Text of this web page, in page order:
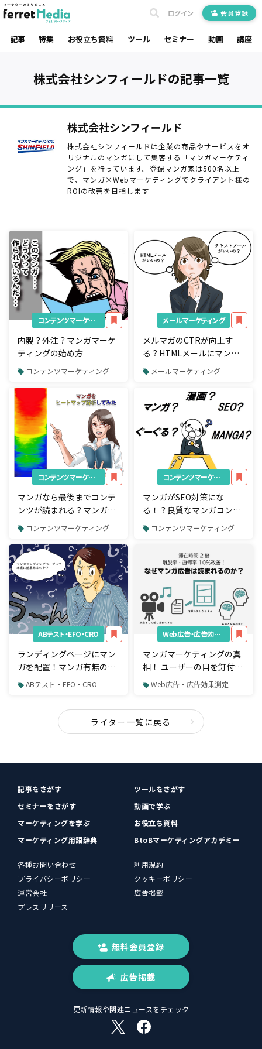
記事 特集 お役立ち資料 ツール セミナー 動画 講座
ログイン 会員登録
株式会社シンフィールドの記事一覧
株式会社シンフィールド
株式会社シンフィールドは企業の商品やサービスをオ
リジナルのマンガにして集客する「マンガマーケティ
ング」を行っています。登録マンガ家は500名以上
で、マンガ×Webマーケティングでクライアント様の
ROIの改善を目指します
コンテンツマーケティング
内製？外注？マンガマーケ
ティングの始め方
コンテンツマーケティング
メールマーケティング
メルマガのCTRが向上す
る？HTMLメールにマンガ
を入れてみた
メールマーケティング
コンテンツマーケティング
マンガなら最後までコンテ
ンツが読まれる？マンガを
ヒートマップ解析してみた
コンテンツマーケティング
コンテンツマーケティング
マンガがSEO対策にな
る！？良質なマンガコンテ
ンツを作る3つのポイント
コンテンツマーケティング
ABテスト・EFO・CRO
ランディングページにマン
ガを配置！マンガ有無のAB
テスト結果に迫る
ABテスト・EFO・CRO
Web広告・広告効果測定
マンガマーケティングの真
相！ ユーザーの目を釘付け
にする、強みとは？
Web広告・広告効果測定
ライター一覧に戻る
記事をさがす
ツールをさがす
セミナーをさがす
動画で学ぶ
マーケティングを学ぶ
お役立ち資料
マーケティング用語辞典
BtoBマーケティングアカデミー
各種お問い合わせ
利用規約
プライバシーポリシー
クッキーポリシー
運営会社
広告掲載
プレスリリース
無料会員登録
広告掲載
更新情報や関連ニュースをチェック